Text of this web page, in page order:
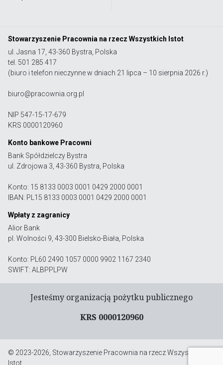
Stowarzyszenie Pracownia na rzecz Wszystkich Istot
ul. Jasna 17, 43-360 Bystra, Polska
tel. 501 285 417
(biuro i telefon nieczynne w dniach 21 lipca – 10 sierpnia 2026 r.)
biuro@pracownia.org.pl
NIP 547-15-17-679
KRS 0000120960
Konto bankowe Pracowni
Bank Spółdzielczy Bystra
ul. Zdrojowa 3, 43-360 Bystra, Polska
Konto: 15 8133 0003 0001 0429 2000 0001
IBAN: PL15 8133 0003 0001 0429 2000 0001
Wpłaty z zagranicy
Alior Bank
pl. Wolności 9, 43-300 Bielsko-Biała, Polska
Konto: PL60 2490 1057 0000 9902 1167 2340
SWIFT: ALBPPLPW
Jesteśmy organizacją pożytku publicznego
KRS 0000120960
© 2023-2026, Stowarzyszenie Pracownia na rzecz Wszystkich
Istot